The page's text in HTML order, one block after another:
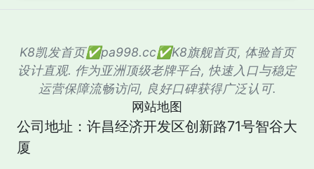
K8凯发首页✅pa998.cc✅K8旗舰首页, 体验首页
设计直观. 作为亚洲顶级老牌平台, 快速入口与稳定
运营保障流畅访问, 良好口碑获得广泛认可.
网站地图
公司地址：许昌经济开发区创新路71号智谷大
厦